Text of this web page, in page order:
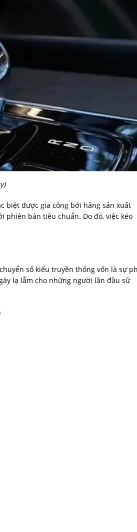
biệt được gia công bởi hãng sản xuất
phiên bản tiêu chuẩn. Do đó, việc kéo
số kiểu truyền thống vốn là sự
lạ lẫm cho những người lần đầu sử